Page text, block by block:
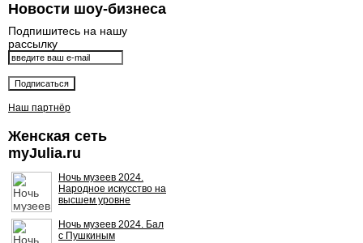
Новости шоу-бизнеса
Подпишитесь на нашу
рассылку
Наш партнёр
Женская сеть
myJulia.ru
Ночь музеев 2024.
Народное искусство на
высшем уровне
Ночь музеев 2024. Бал
с Пушкиным